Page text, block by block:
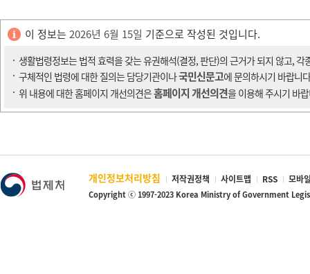
이 정보는 2026년 6월 15일 기준으로 작성된 것입니다.
생활법령정보는 법적 효력을 갖는 유권해석(결정, 판단)의 근거가 되지 않고,
구체적인 법령에 대한 질의는 담당기관이나국민신문고에 문의하시기 바랍니
위 내용에 대한 홈페이지 개선의견은홈페이지 개선의견을 이용해 주시기 바
개인정보처리방침 저작권정책 사이트맵 RSS 모바
Copyright ⓒ 1997-2023 Korea Ministry of Government